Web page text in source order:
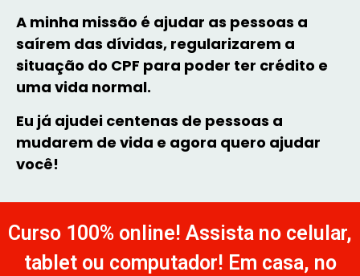
A minha missão é ajudar as pessoas a
saírem das dívidas, regularizarem a
situação do CPF para poder ter crédito e
uma vida normal.
Eu já ajudei centenas de pessoas a
mudarem de vida e agora quero ajudar
você!
Curso 100% online! Assista no celular,
tablet ou computador! Em casa, no